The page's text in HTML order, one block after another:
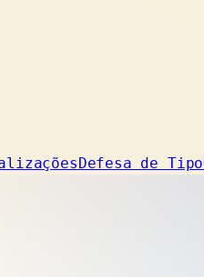
Defesa de Tipo